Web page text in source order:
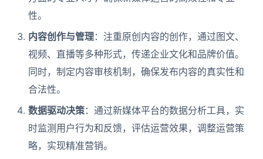
性。
内容创作与管理：注重原创内容的创作，通过图文、
视频、直播等多种形式，传递企业文化和品牌价值。
同时，制定内容审核机制，确保发布内容的真实性和
合法性。
数据驱动决策：通过新媒体平台的数据分析工具，实
时监测用户行为和反馈，评估运营效果，调整运营策
略，实现精准营销。